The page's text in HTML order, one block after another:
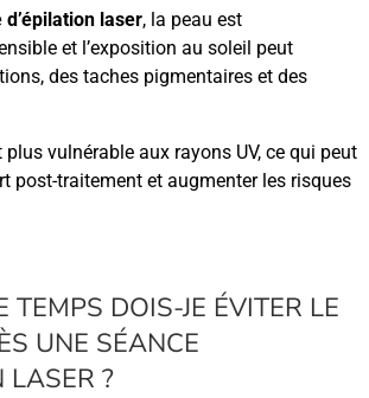
laser, la peau est
et l’exposition au soleil peut
des taches pigmentaires et des
vulnérable aux rayons UV, ce qui peut
post-traitement et augmenter les risques
TEMPS DOIS-JE ÉVITER LE
UNE SÉANCE
LASER ?